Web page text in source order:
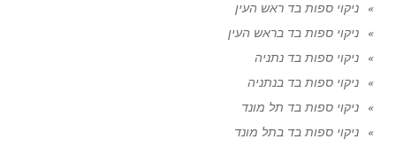
ניקוי ספות בד ראש העין
ניקוי ספות בד בראש העין
ניקוי ספות בד נתניה
ניקוי ספות בד בנתניה
ניקוי ספות בד תל מונד
ניקוי ספות בד בתל מונד